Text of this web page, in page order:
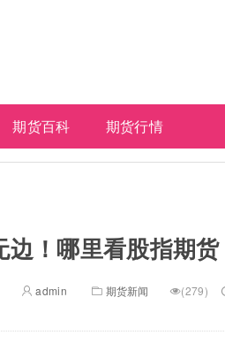
期货百科 期货行情
边！哪里看股指期货
admin 期货新闻 (279)